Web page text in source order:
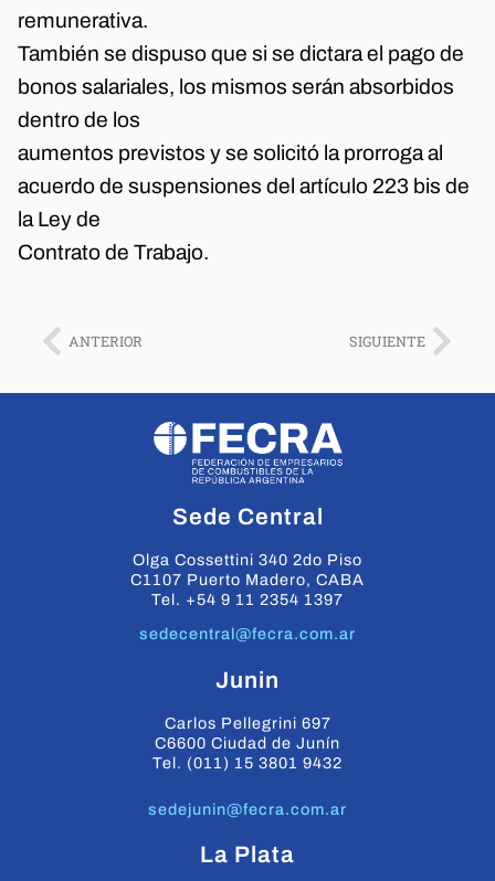
remunerativa.
También se dispuso que si se dictara el pago de
bonos salariales, los mismos serán absorbidos
dentro de los
aumentos previstos y se solicitó la prorroga al
acuerdo de suspensiones del artículo 223 bis de
la Ley de
Contrato de Trabajo.
ANTERIOR SIGUIENTE
Sede Central
Olga Cossettini 340 2do Piso
C1107 Puerto Madero, CABA
Tel. +54 9 11 2354 1397
sedecentral@fecra.com.ar
Junin
Carlos Pellegrini 697
C6600 Ciudad de Junín
Tel. (011) 15 3801 9432
sedejunin@fecra.com.ar
La Plata